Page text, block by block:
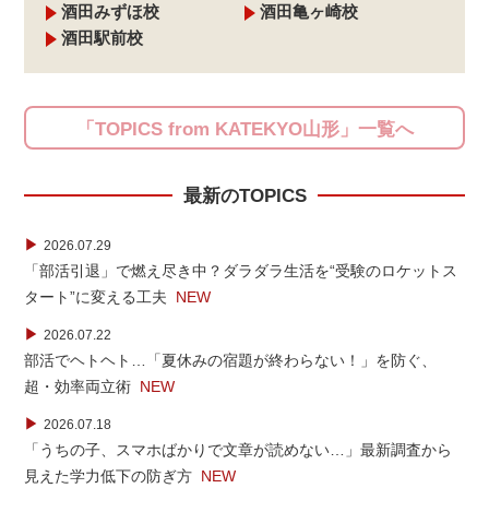
酒田みずほ校
酒田亀ヶ崎校
酒田駅前校
「TOPICS from KATEKYO山形」一覧へ
最新のTOPICS
▶ 2026.07.29
「部活引退」で燃え尽き中？ダラダラ生活を“受験のロケットス
タート”に変える工夫 NEW
▶ 2026.07.22
部活でヘトヘト…「夏休みの宿題が終わらない！」を防ぐ、
超・効率両立術 NEW
▶ 2026.07.18
「うちの子、スマホばかりで文章が読めない…」最新調査から
見えた学力低下の防ぎ方 NEW